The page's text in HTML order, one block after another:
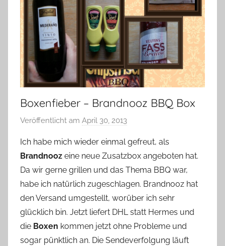
Boxenfieber – Brandnooz BBQ Box
Veröffentlicht am April 30, 2013
n
Y
v
o
n
n
e
Ich habe mich wieder einmal gefreut, als
Brandnooz eine neue Zusatzbox angeboten hat.
Da wir gerne grillen und das Thema BBQ war,
habe ich natürlich zugeschlagen. Brandnooz hat
den Versand umgestellt, worüber ich sehr
glücklich bin. Jetzt liefert DHL statt Hermes und
die Boxen kommen jetzt ohne Probleme und
sogar pünktlich an. Die Sendeverfolgung läuft